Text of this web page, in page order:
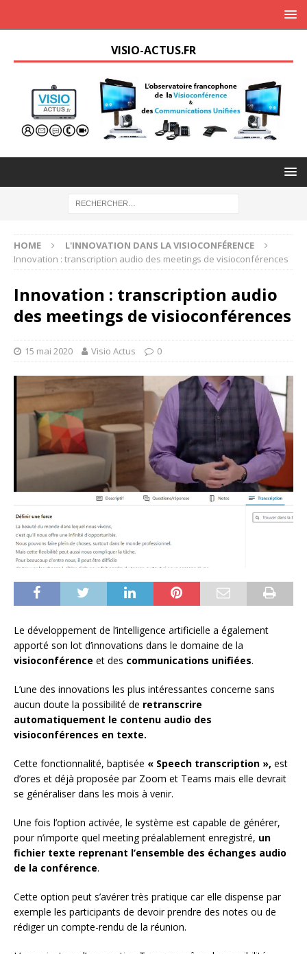
VISIO-ACTUS.FR
HOME
L'INNOVATION DANS LA VISIOCONFÉRENCE
Innovation : transcription audio des meetings de visioconférences
Innovation : transcription audio
des meetings de visioconférences
15 mai 2020 Visio Actus 0
Le développement de l’intelligence artificielle a également
apporté son lot d’innovations dans le domaine de la
visioconférence et des communications unifiées.
L’une des innovations les plus intéressantes concerne sans
aucun doute la possibilité de retranscrire
automatiquement le contenu audio des
visioconférences en texte.
Cette fonctionnalité, baptisée « Speech transcription », est
d’ores et déjà proposée par Zoom et Teams mais elle devrait
se généraliser dans les mois à venir.
Une fois l’option activée, le système est capable de générer,
pour n’importe quel meeting préalablement enregistré, un
fichier texte reprenant l’ensemble des échanges audio
de la conférence.
Cette option peut s’avérer très pratique car elle dispense par
exemple les participants de devoir prendre des notes ou de
rédiger un compte-rendu de la réunion.